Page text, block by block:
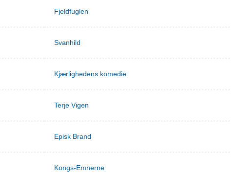
Fjeldfuglen
Svanhild
Kjærlighedens komedie
Terje Vigen
Episk Brand
Kongs-Emnerne